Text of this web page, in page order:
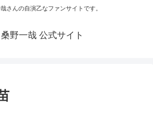
さんの自演乙なファンサイトです。
桑野一哉 公式サイト